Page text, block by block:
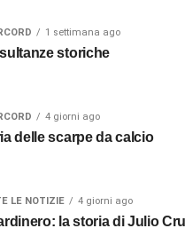
1 settimana ago
storiche
4 giorni ago
delle scarpe da calcio
LE NOTIZIE 4 giorni ago
la storia di Julio